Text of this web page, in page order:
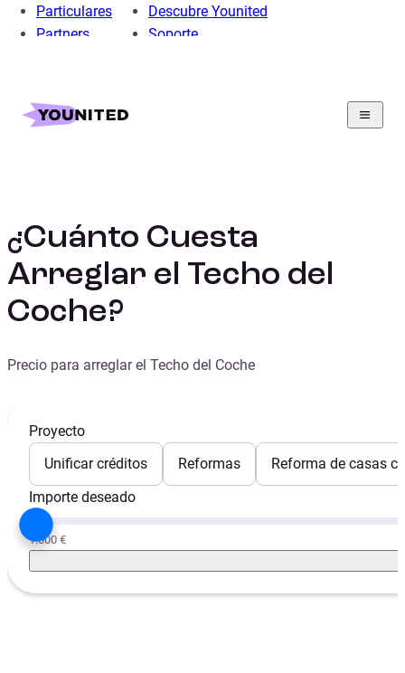
Particulares
Partners
Descubre Younited
Soporte
Home
Educacion Financiera: entender el presupuesto y el
¿Cuánto Cuesta
Arreglar el Techo del
Coche?
Precio para arreglar el Techo del Coche
Proyecto
Unificar créditos
Reformas
Reforma de casas
Importe deseado
1.000 €